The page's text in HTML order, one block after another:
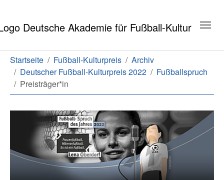
Sie sind hier:
Startseite Fußball-Kulturpreis
Archiv
Deutscher Fußball-Kulturpreis 2022
Fußballspruch
Preisträger*in